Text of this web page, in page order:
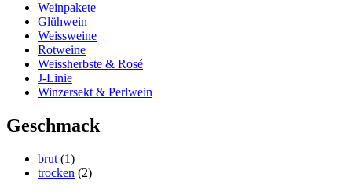
Weinpakete
Glühwein
Weissweine
Rotweine
Weissherbste & Rosé
J-Linie
Winzersekt & Perlwein
Geschmack
brut (1)
trocken (2)